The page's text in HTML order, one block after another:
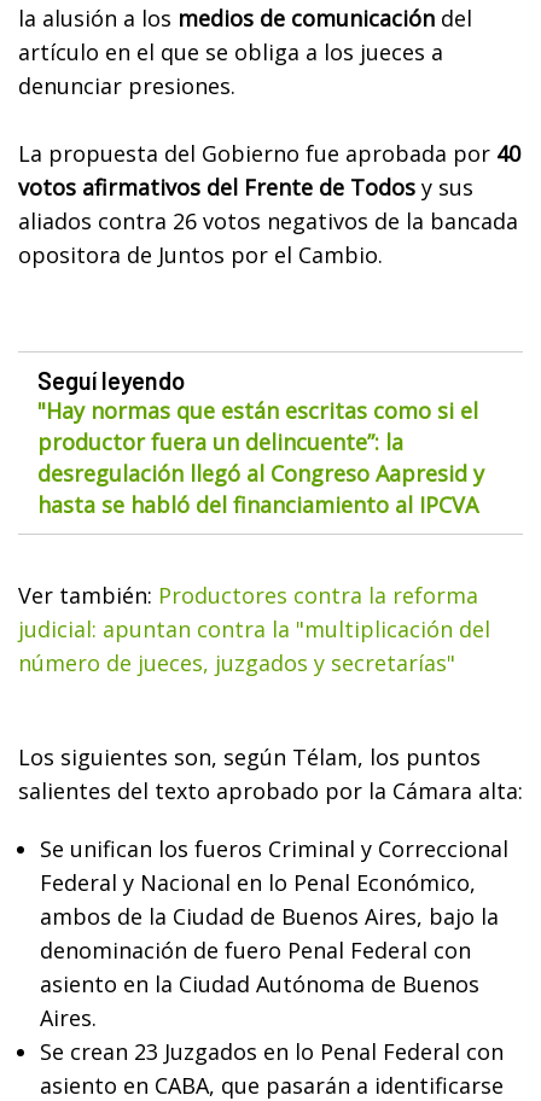
la alusión a los medios de comunicación del
artículo en el que se obliga a los jueces a
denunciar presiones.
La propuesta del Gobierno fue aprobada por 40
votos afirmativos del Frente de Todos y sus
aliados contra 26 votos negativos de la bancada
opositora de Juntos por el Cambio.
Seguí leyendo
"Hay normas que están escritas como si el
productor fuera un delincuente”: la
desregulación llegó al Congreso Aapresid y
hasta se habló del financiamiento al IPCVA
Ver también: Productores contra la reforma
judicial: apuntan contra la "multiplicación del
número de jueces, juzgados y secretarías"
Los siguientes son, según Télam, los puntos
salientes del texto aprobado por la Cámara alta:
Se unifican los fueros Criminal y Correccional
Federal y Nacional en lo Penal Económico,
ambos de la Ciudad de Buenos Aires, bajo la
denominación de fuero Penal Federal con
asiento en la Ciudad Autónoma de Buenos
Aires.
Se crean 23 Juzgados en lo Penal Federal con
asiento en CABA, que pasarán a identificarse